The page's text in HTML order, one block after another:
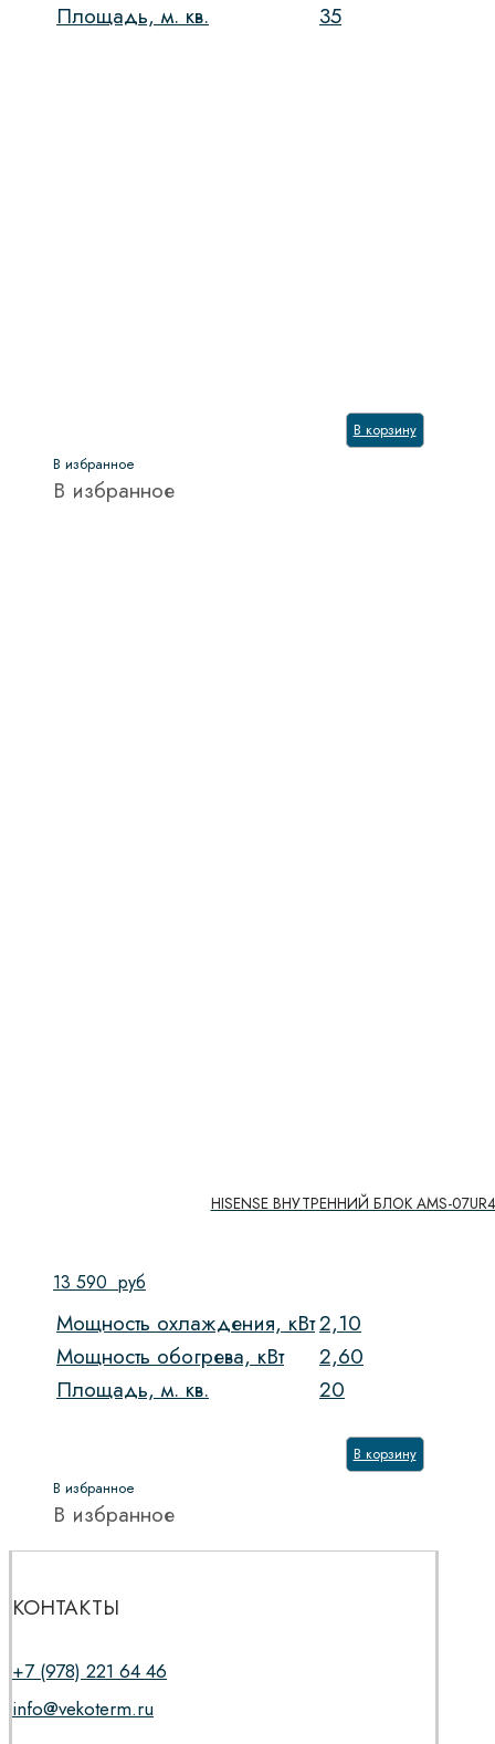
Площадь, м. кв.
35
В корзину
В избранное
В избранное
HISENSE ВНУТРЕННИЙ БЛОК AMS-
13 590 руб
Мощность охлаждения, кВт2,10
Мощность обогрева, кВт
2,60
Площадь, м. кв.
20
В корзину
В избранное
В избранное
КОНТАКТЫ
+7 (978) 221 64 46
info@vekoterm.ru